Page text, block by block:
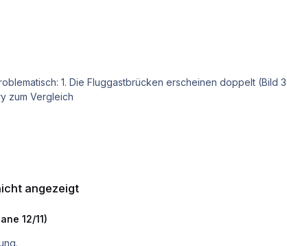
ground traffic 3. Kaum
zum Vergleich
angezeigt
12/11)